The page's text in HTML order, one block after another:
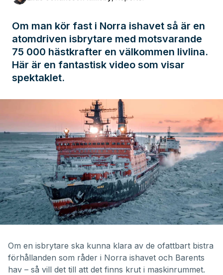
Om man kör fast i Norra ishavet så är en
atomdriven isbrytare med motsvarande
75 000 hästkrafter en välkommen livlina.
Här är en fantastisk video som visar
spektaklet.
Om en isbrytare ska kunna klara av de ofattbart bistra
förhållanden som råder i Norra ishavet och Barents
hav – så vill det till att det finns krut i maskinrummet.